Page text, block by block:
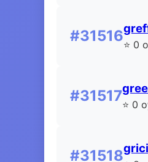
#31516⭐ 0
#31517⭐ 0
#31518